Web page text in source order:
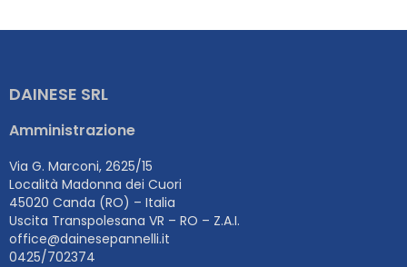
DAINESE SRL
Amministrazione
Via G. Marconi, 2625/15
Località Madonna dei Cuori
45020 Canda (RO) – Italia
Uscita Transpolesana VR – RO – Z.A.I.
office@dainesepannelli.it
0425/702374